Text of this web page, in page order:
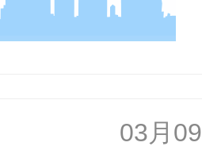
03月09